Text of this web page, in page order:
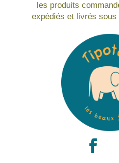
les produits
expédiés et livrés